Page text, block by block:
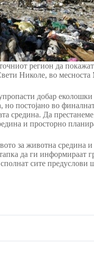
регион да
Николе, во
добар
но постојано во
средина. Да
и просторно
за животна средина
да ги информираат
сите предуслови